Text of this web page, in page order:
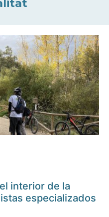
interior de la
especializados